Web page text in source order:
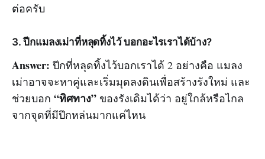
ต่อครับ
3. ปีกแมลงเม่าที่หลุดทิ้งไว้ บอกอะไรเราได้บ้าง?
Answer: ปีกที่หลุดทิ้งไว้บอกเราได้ 2 อย่างคือ แมลง
เม่าอาจจะหาคู่และเริ่มมุดลงดินเพื่อสร้างรังใหม่ และ
ช่วยบอก “ทิศทาง” ของรังเดิมได้ว่า อยู่ใกล้หรือไกล
จากจุดที่มีปีกหล่นมากแค่ไหน